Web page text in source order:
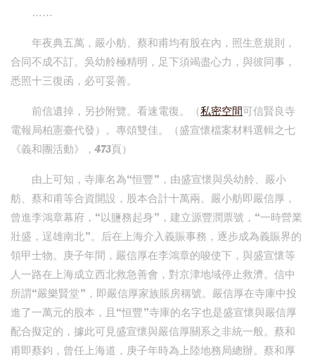
……
年夜典五萬，嚴小舫、蔡和甫均有股在內，照生意規則，
合同不成不訂。吳幼舲極精明，足下須竭盡心力，與彼同事，
悉照十三復函，必可妥善。
前信遺掉，另抄附覽。看速電復。（私密空間可信賢良寺
電報局柏憲臺代發）。專頌雙佳。（盛宣懷檔案材料選輯之七
《義和團活動》，473頁）
由上可知，寺庫名為“恒豐”，由盛宣懷與吳幼舲、嚴小
舫、蔡和甫等合資開設，股本合計十萬兩。嚴小舫即嚴信厚，
曾進李鴻章幕府，“以鹽務起身”，建立源豐潤票號，“一時營業
壯盛，逞雄南北”。后在上海介入義賑事務，逐步成為義賑界的
領甲士物。庚子年間，嚴信厚在李鴻章的唆使下，與盛宣懷等
人一路在上海成立西北救急善會，對京津地域停止救濟。信中
所謂“嚴樂賢堂”，即嚴信厚家族賬房稱號。嚴信厚在寺庫中投
進了一萬元的股本，且“恒豐”寺庫的名字也是盛宣懷與嚴信厚
配合擬定的，據此可見盛宣懷與嚴信厚關系之非統一般。蔡和
甫即蔡鈞，曾任上海道，庚子年時為上陸地務局總辦。蔡和厚